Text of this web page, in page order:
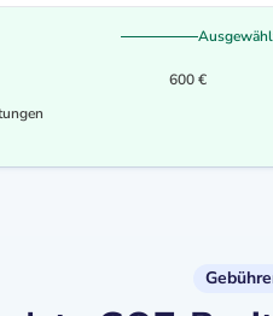
600 €